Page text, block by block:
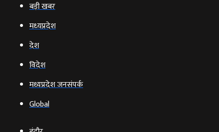
बड़ी खबर
मध्‍यप्रदेश
देश
विदेश
मध्यप्रदेश जनसंपर्क
Global